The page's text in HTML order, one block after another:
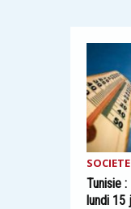
SOCIETE
Tunisie
lundi 15